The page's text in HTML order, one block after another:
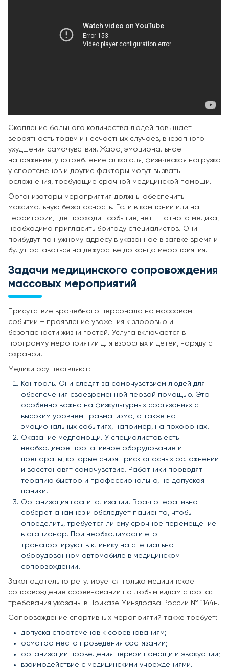
Скопление большого количества людей повышает
вероятность травм и несчастных случаев, внезапного
ухудшения самочувствия. Жара, эмоциональное
напряжение, употребление алкоголя, физическая нагрузка
у спортсменов и другие факторы могут вызвать
осложнения, требующие срочной медицинской помощи.
Организаторы мероприятия должны обеспечить
максимальную безопасность. Если в компании или на
территории, где проходит событие, нет штатного медика,
необходимо пригласить бригаду специалистов. Они
прибудут по нужному адресу в указанное в заявке время и
будут оставаться на дежурстве до конца мероприятия.
Задачи медицинского сопровождения
массовых мероприятий
Присутствие врачебного персонала на массовом
событии – проявление уважения к здоровью и
безопасности жизни гостей. Услуга включается в
программу мероприятий для взрослых и детей, наряду с
охраной.
Медики осуществляют:
Контроль. Они следят за самочувствием людей для
обеспечения своевременной первой помощью. Это
особенно важно на физкультурных состязаниях с
высоким уровнем травматизма, а также на
эмоциональных событиях, например, на похоронах.
Оказание медпомощи. У специалистов есть
необходимое портативное оборудование и
препараты, которые снизят риск опасных осложнений
и восстановят самочувствие. Работники проводят
терапию быстро и профессионально, не допуская
паники.
Организация госпитализации. Врач оперативно
соберет анамнез и обследует пациента, чтобы
определить, требуется ли ему срочное перемещение
в стационар. При необходимости его
транспортируют в клинику на специально
оборудованном автомобиле в медицинском
сопровождении.
Законодательно регулируется только медицинское
сопровождение соревнований по любым видам спорта:
требования указаны в Приказе Минздрава России № 1144н.
Сопровождение спортивных мероприятий также требует:
допуска спортсменов к соревнованиям;
осмотра места проведения состязаний;
организации проведения первой помощи и эвакуации;
взаимодействие с медицинскими учреждениями.